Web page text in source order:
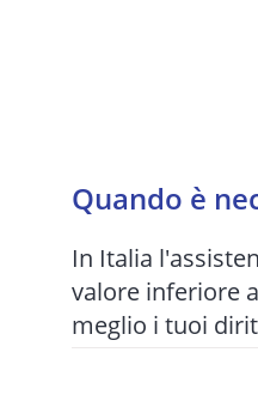
Quando è
In Italia
valore inferiore
meglio i tuoi